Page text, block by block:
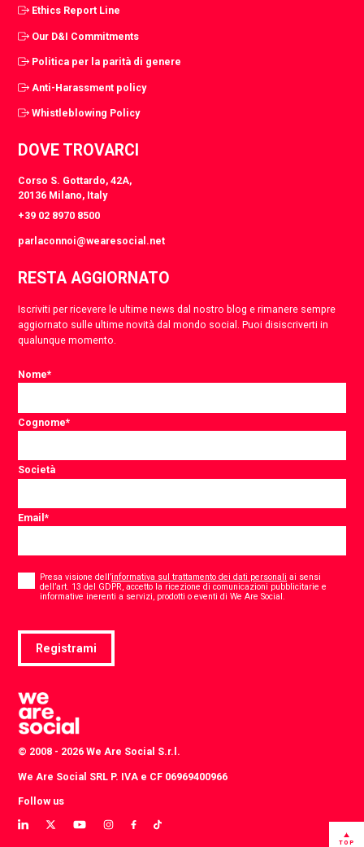
Ethics Report Line
Our D&I Commitments
Politica per la parità di genere
Anti-Harassment policy
Whistleblowing Policy
DOVE TROVARCI
Corso S. Gottardo, 42A,
20136 Milano, Italy
+39 02 8970 8500
parlaconnoi@wearesocial.net
RESTA AGGIORNATO
Iscriviti per ricevere le ultime news dal nostro blog e rimanere sempre
aggiornato sulle ultime novità dal mondo social. Puoi disiscriverti in
qualunque momento.
Nome*
Cognome*
Società
Email*
Consent
Presa visione dell’informativa sul trattamento dei dati personali ai sensi
dell’art. 13 del GDPR, accetto la ricezione di comunicazioni pubblicitarie e
informative inerenti a servizi, prodotti o eventi di We Are Social.
Registrami
© 2008 - 2026 We Are Social S.r.l.
We Are Social SRL P. IVA e CF 06969400966
Follow us
View
View
View
View
ViewView
TOP